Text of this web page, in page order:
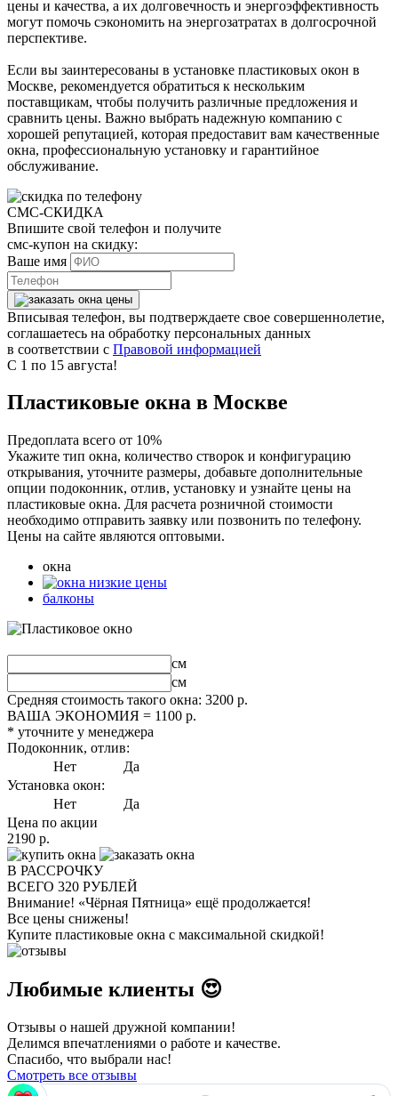
цены и качества, а их долговечность и энергоэффективность
могут помочь сэкономить на энергозатратах в долгосрочной
перспективе.
Если вы заинтересованы в установке пластиковых окон в
Москве, рекомендуется обратиться к нескольким
поставщикам, чтобы получить различные предложения и
сравнить цены. Важно выбрать надежную компанию с
хорошей репутацией, которая предоставит вам качественные
окна, профессиональную установку и гарантийное
обслуживание.
СМС-СКИДКА
Впишите свой телефон и получите
смс-купон на скидку:
Ваше имя
Вписывая телефон, вы подтверждаете свое совершеннолетие,
соглашаетесь на обработку персональных данных
в соответствии с Правовой информацией
С 1 по 15 августа!
Пластиковые окна в Москве
Предоплата всего от 10%
Укажите тип окна, количество створок и конфигурацию
открывания, уточните размеры, добавьте дополнительные
опции подоконник, отлив, установку и узнайте цены на
пластиковые окна. Для расчета розничной стоимости
необходимо отправить заявку или позвонить по телефону.
Цены на сайте являются оптовыми.
окна
балконы
см
см
Средняя стоимость такого окна: 3200 р.
ВАША ЭКОНОМИЯ = 1100 р.
* уточните у менеджера
Подоконник, отлив:
Нет
Да
Установка окон:
Нет
Да
Цена по акции
2190 р.
В РАССРОЧКУ
ВСЕГО 320 РУБЛЕЙ
Внимание! «Чёрная Пятница» ещё продолжается!
Все цены снижены!
Купите пластиковые окна с максимальной скидкой!
Любимые клиенты 😍
Отзывы о нашей дружной компании!
Делимся впечатлениями о работе и качестве.
Спасибо, что выбрали нас!
Смотреть все отзывы